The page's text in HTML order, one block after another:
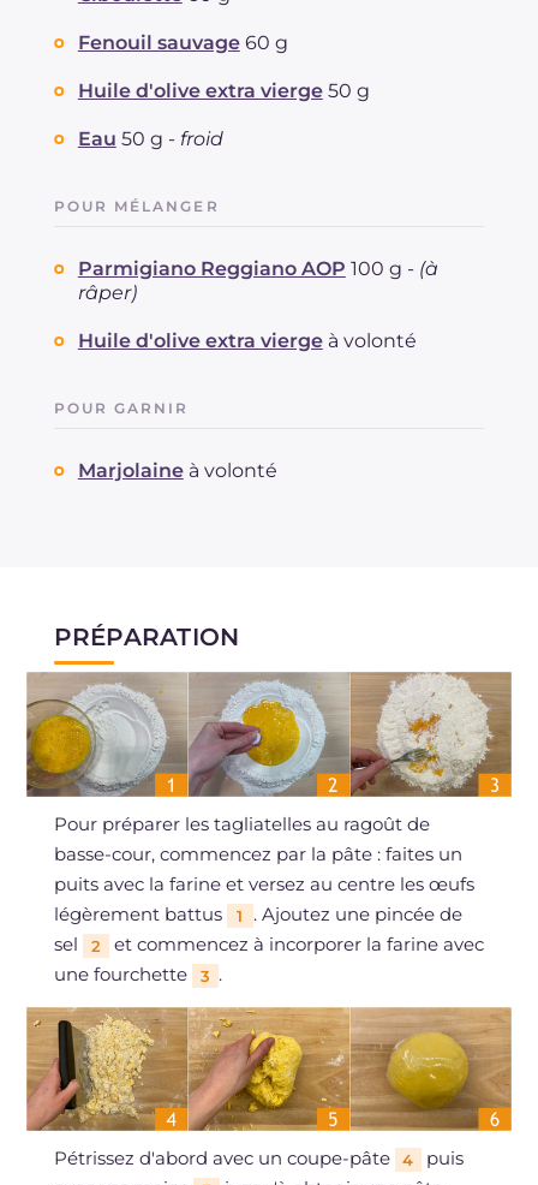
Fenouil sauvage 60 g
Huile d'olive extra vierge 50 g
Eau 50 g - froid
POUR MÉLANGER
Parmigiano Reggiano AOP 100 g - (à
râper)
Huile d'olive extra vierge à volonté
POUR GARNIR
Marjolaine à volonté
PRÉPARATION
Pour préparer les tagliatelles au ragoût de
basse-cour, commencez par la pâte : faites un
puits avec la farine et versez au centre les œufs
légèrement battus
1
. Ajoutez une pincée de
sel
2
et commencez à incorporer la farine avec
une fourchette
3 .
Pétrissez d'abord avec un coupe-pâte 4
puis